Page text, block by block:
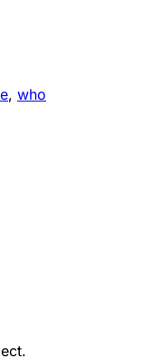
, who